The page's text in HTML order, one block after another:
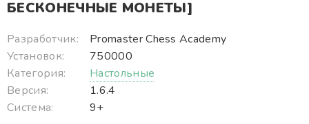
БЕСКОНЕЧНЫЕ МОНЕТЫ]
Разработчик:
Promaster Chess Academy
Установок:
750000
Категория:
Настольные
Версия:
1.6.4
Система:
9+